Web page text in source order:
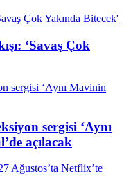
‘Savaş Çok
sergisi ‘Aynı
açılacak